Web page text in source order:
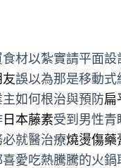
材以紮實請平面設
誤以為那是移動式
如何根治與預防扁
日本藤素受到男性青
就醫治療燒燙傷藥
愛吃熱騰騰的火鍋